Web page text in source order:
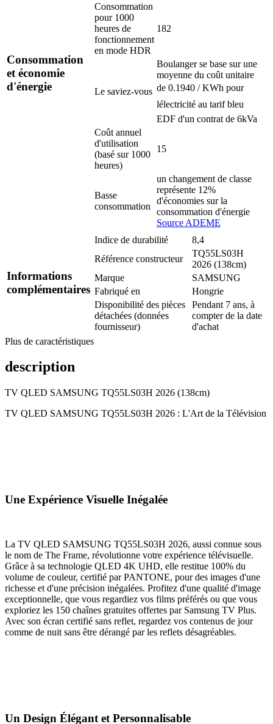
Consommation
et économie
d'énergie
Consommation
pour 1000
heures de
fonctionnement
en mode HDR
182
Le saviez-vous
Boulanger se base sur une
moyenne du coût unitaire
de 0.1940 / KWh pour
lélectricité au tarif bleu
EDF d'un contrat de 6kVa
Coût annuel
d'utilisation
(basé sur 1000
heures)
15
Basse
consommation
un changement de classe
représente 12%
d'économies sur la
consommation d'énergie
Source ADEME
Informations
complémentaires
Indice de durabilité
8,4
Référence constructeur
TQ55LS03H
2026 (138cm)
Marque
SAMSUNG
Fabriqué en
Hongrie
Disponibilité des pièces
détachées (données
fournisseur)
Pendant 7 ans, à
compter de la date
d'achat
Plus de caractéristiques
description
TV QLED SAMSUNG TQ55LS03H 2026 (138cm)
TV QLED SAMSUNG TQ55LS03H 2026 : L'Art de la Télévision
Une Expérience Visuelle Inégalée
La TV QLED SAMSUNG TQ55LS03H 2026, aussi connue sous
le nom de The Frame, révolutionne votre expérience télévisuelle.
Grâce à sa technologie QLED 4K UHD, elle restitue 100% du
volume de couleur, certifié par PANTONE, pour des images d'une
richesse et d'une précision inégalées. Profitez d'une qualité d'image
exceptionnelle, que vous regardiez vos films préférés ou que vous
exploriez les 150 chaînes gratuites offertes par Samsung TV Plus.
Avec son écran certifié sans reflet, regardez vos contenus de jour
comme de nuit sans être dérangé par les reflets désagréables.
Un Design Élégant et Personnalisable